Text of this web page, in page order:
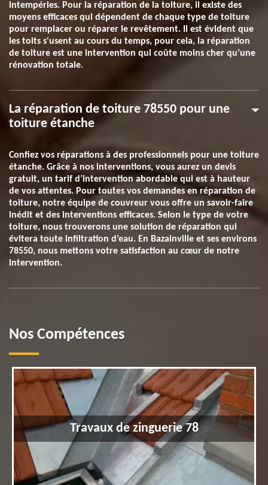
intempéries. Pour la réparation de la toiture, il existe des
moyens efficaces qui dépendent de chaque type de toiture
pour remplacer ou réparer le revêtement. Il est évident que
les toits s'usent au cours du temps, pour cela, la réparation
de toiture est une intervention qui coûte moins cher qu’une
rénovation totale.
La réparation de toiture 78550 pour une
toiture étanche
Confiez vos réparations à des professionnels pour une toiture
étanche. Grâce à nos interventions, vous aurez un devis
gratuit, un tarif d’intervention abordable qui est à hauteur
de vos attentes. Pour toutes vos demandes en réparation de
toiture, notre équipe de couvreur vous offre un savoir-faire
inédit et des interventions efficaces. Selon le type de votre
toiture, nous trouverons une solution de réparation qui
évitera toute infiltration d’eau. En Bazainville et ses environs
78550, nous mettons votre satisfaction au cœur de notre
intervention.
Nos Compétences
Travaux de zinguerie 78